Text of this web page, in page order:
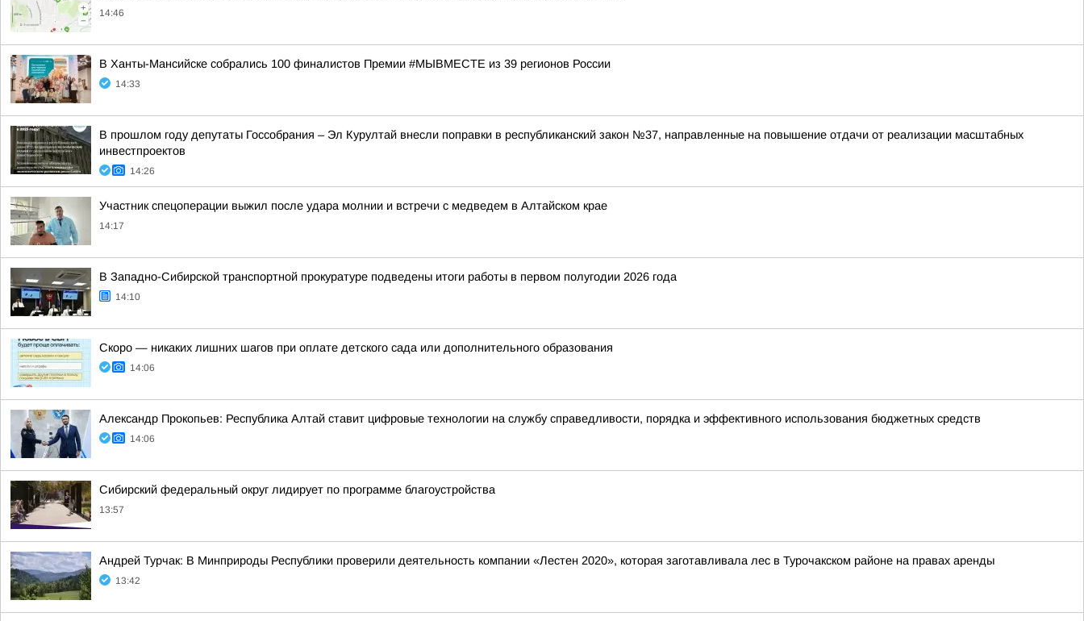
14:46
В Ханты-Мансийске собрались 100 финалистов Премии #МЫВМЕСТЕ из 39 регионов России
14:33
В прошлом году депутаты Госсобрания – Эл Курултай внесли поправки в республиканский закон №37, направленные на повышение отдачи от реализации масштабных
инвестпроектов
14:26
Участник спецоперации выжил после удара молнии и встречи с медведем в Алтайском крае
14:17
В Западно-Сибирской транспортной прокуратуре подведены итоги работы в первом полугодии 2026 года
14:10
Скоро — никаких лишних шагов при оплате детского сада или дополнительного образования
14:06
Александр Прокопьев: Республика Алтай ставит цифровые технологии на службу справедливости, порядка и эффективного использования бюджетных средств
14:06
Сибирский федеральный округ лидирует по программе благоустройства
13:57
Андрей Турчак: В Минприроды Республики проверили деятельность компании «Лестен 2020», которая заготавливала лес в Турочакском районе на правах аренды
13:42